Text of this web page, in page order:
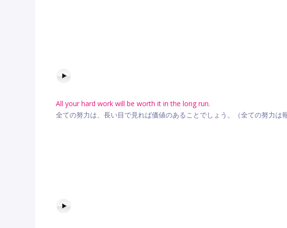
All your hard work will be worth it in the long run.
全ての努力は、長い目で見れば価値のあることでしょう。（全ての努力は